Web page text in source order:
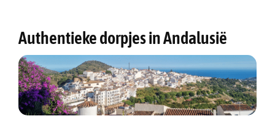
Authentieke dorpjes in Andalusië